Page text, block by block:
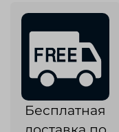
Бесплатная